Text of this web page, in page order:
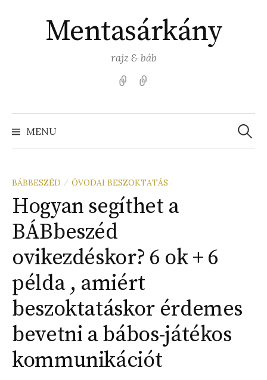
contentMentasárkány
rajz & báb
Kezdőlap
MENU
Search
for:
BÁBBESZÉD / ÓVODAI BESZOKTATÁS
Hogyan segíthet a
BÁBbeszéd
ovikezdéskor? 6 ok + 6
példa , amiért
beszoktatáskor érdemes
bevetni a bábos-játékos
kommunikációt